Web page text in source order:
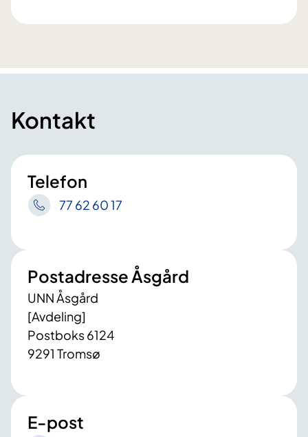
Kontakt
Telefon
77 62 60 17
Postadresse Åsgård
UNN Åsgård
[Avdeling]
Postboks 6124
9291 Tromsø
E-post